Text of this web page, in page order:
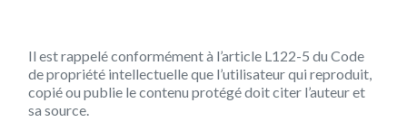
Il est rappelé conformément à l’article L122-5 du Code
de propriété intellectuelle que l’utilisateur qui reproduit,
copié ou publie le contenu protégé doit citer l’auteur et
sa source.